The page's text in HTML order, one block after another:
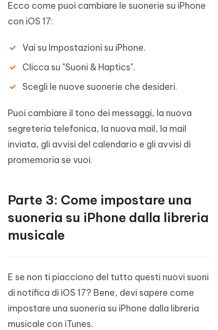
Ecco come puoi cambiare le suonerie su iPhone
con iOS 17:
Vai su Impostazioni su iPhone.
Clicca su "Suoni & Haptics".
Scegli le nuove suonerie che desideri.
Puoi cambiare il tono dei messaggi, la nuova
segreteria telefonica, la nuova mail, la mail
inviata, gli avvisi del calendario e gli avvisi di
promemoria se vuoi.
Parte 3: Come impostare una
suoneria su iPhone dalla libreria
musicale
E se non ti piacciono del tutto questi nuovi suoni
di notifica di iOS 17? Bene, devi sapere come
impostare una suoneria su iPhone dalla libreria
musicale con iTunes.